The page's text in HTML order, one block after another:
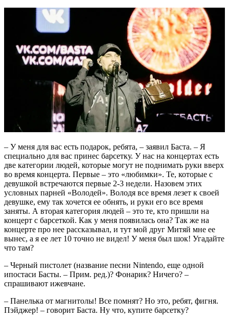
– У меня для вас есть подарок, ребята, – заявил Баста. – Я
специально для вас принес барсетку. У нас на концертах есть
две категории людей, которые могут не поднимать руки вверх
во время концерта. Первые – это «любимки». Те, которые с
девушкой встречаются первые 2-3 недели. Назовем этих
условных парней «Володей». Володя все время лезет к своей
девушке, ему так хочется ее обнять, и руки его все время
заняты. А вторая категория людей – это те, кто пришли на
концерт с барсеткой. Как у меня появилась она? Так же на
концерте про нее рассказывал, и тут мой друг Митяй мне ее
вынес, а я ее лет 10 точно не видел! У меня был шок! Угадайте
что там?
– Черный пистолет (название песни Nintendo, еще одной
ипостаси Басты. – Прим. ред.)? Фонарик? Ничего? –
спрашивают ижевчане.
– Панелька от магнитолы! Все помнят? Но это, ребят, фигня.
Пэйджер! – говорит Баста. Ну что, купите барсетку?